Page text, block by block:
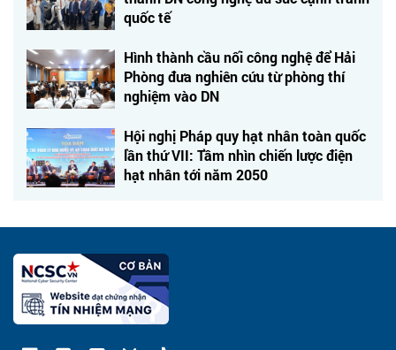
quốc tế
Hình thành cầu nối công nghệ để Hải
Phòng đưa nghiên cứu từ phòng thí
nghiệm vào DN
Hội nghị Pháp quy hạt nhân toàn quốc
lần thứ VII: Tầm nhìn chiến lược điện
hạt nhân tới năm 2050